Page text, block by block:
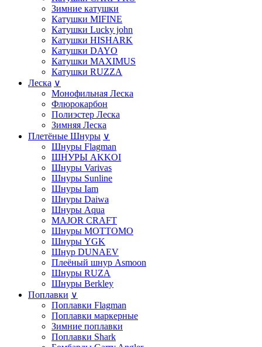
Зимние катушки
Катушки MIFINE
Катушки Lucky john
Катушки HISHARK
Катушки DAYO
Катушки MAXIMUS
Катушки RUZZA
Леска ∨
Монофильная Леска
Флюрокарбон
Полиэстер Леска
Зимняя Леска
Плетёные Шнуры ∨
Шнуры Flagman
ШНУРЫ AKKOI
Шнуры Varivas
Шнуры Sunline
Шнуры Iam
Шнуры Daiwa
Шнуры Aqua
MAJOR CRAFT
Шнуры MOTTOMO
Шнуры YGK
Шнур DUNAEV
Плеёный шнур Asmoon
Шнуры RUZA
Шнуры Berkley
Поплавки ∨
Поплавки Flagman
Поплавки маркерные
Зимние поплавки
Поплавки Shark